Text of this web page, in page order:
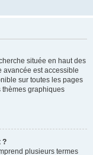
située en haut des
avancée est accessible
sur toutes les pages
thèmes graphiques
?
plusieurs termes